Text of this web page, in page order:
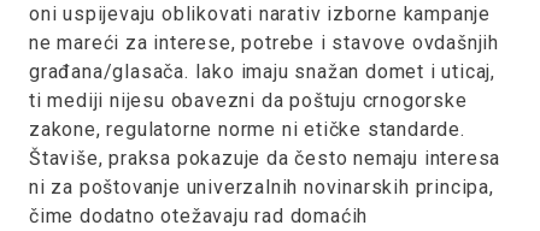
oni uspijevaju oblikovati narativ izborne kampanje
ne mareći za interese, potrebe i stavove ovdašnjih
građana/glasača. Iako imaju snažan domet i uticaj,
ti mediji nijesu obavezni da poštuju crnogorske
zakone, regulatorne norme ni etičke standarde.
Štaviše, praksa pokazuje da često nemaju interesa
ni za poštovanje univerzalnih novinarskih principa,
čime dodatno otežavaju rad domaćih